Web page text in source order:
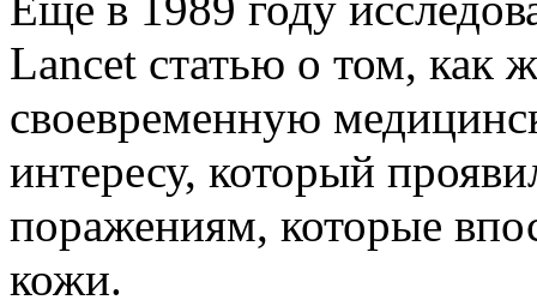
Lancet статью о том, как
своевременную
интересу, который
поражениям, которые
кожи.